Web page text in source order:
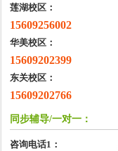
莲湖校区：
15609256002
华美校区：
15609202399
东关校区：
15609202766
同步辅导/一对一：
咨询电话1：